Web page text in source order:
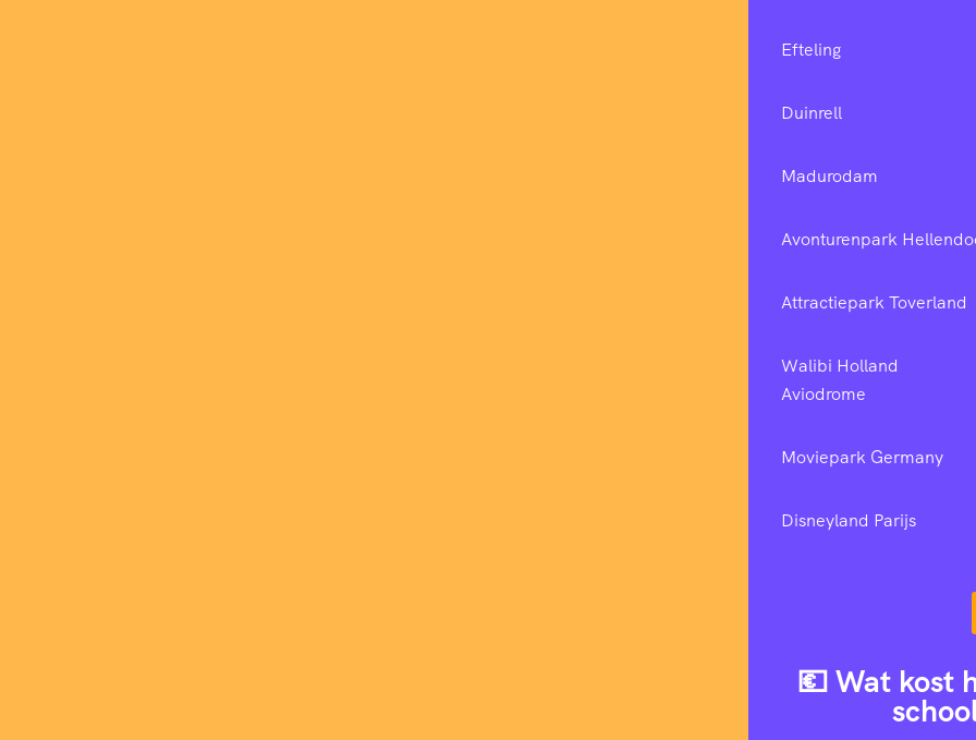
Efteling
Duinrell
Madurodam
Avonturenpark
Attractiepark Toverland
Walibi Holland
Aviodrome
Moviepark Germany
Disneyland Parijs
💶 Wat kost